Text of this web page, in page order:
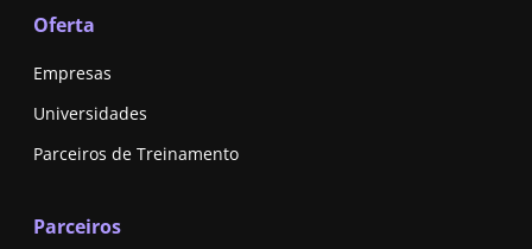
Oferta
Empresas
Universidades
Parceiros de Treinamento
Parceiros